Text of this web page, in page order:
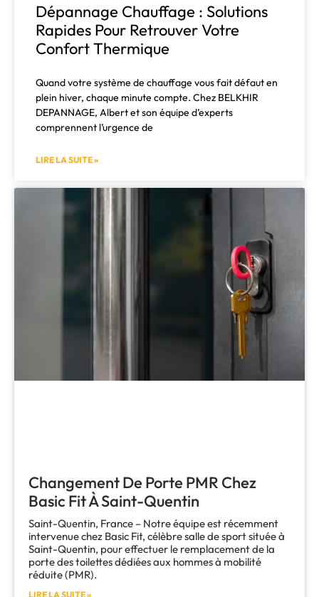
Dépannage Chauffage : Solutions
Rapides Pour Retrouver Votre
Confort Thermique
Quand votre système de chauffage vous fait défaut en
plein hiver, chaque minute compte. Chez BELKHIR
DEPANNAGE, Albert et son équipe d’experts
comprennent l’urgence de
LIRE LA SUITE »
Changement De Porte PMR Chez
Basic Fit À Saint-Quentin
Saint-Quentin, France – Notre équipe est récemment
intervenue chez Basic Fit, célèbre salle de sport située à
Saint-Quentin, pour effectuer le remplacement de la
porte des toilettes dédiées aux hommes à mobilité
réduite (PMR).
LIRE LA SUITE »